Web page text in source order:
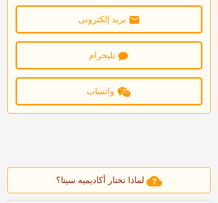
برید إلکترونی
تلیجرام
واتساب
لماذا تختار أکادیمیه سیتا؟